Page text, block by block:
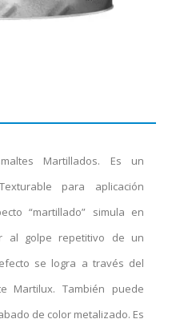
Martillados. Es un
para aplicación
“martillado” simula en
al golpe repetitivo de un
se logra a través del
Martilux. También puede
de color metalizado. Es